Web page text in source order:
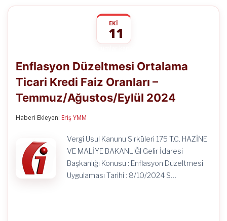
EKI
11
Ortalama
Ticari
Kredi
Oranları
Enflasyon Düzeltmesi Ortalama
Ticari Kredi Faiz Oranları –
Temmuz/Ağustos/Eylül 2024
Haberi Ekleyen: Eriş YMM
Vergi Usul Kanunu Sirküleri 175 T.C. HAZİNE
VE MALİYE BAKANLIĞI Gelir İdaresi
Başkanlığı Konusu : Enflasyon Düzeltmesi
Uygulaması Tarihi : 8/10/2024 S…